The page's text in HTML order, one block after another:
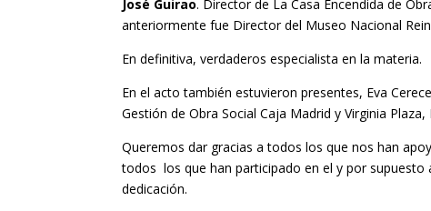
José Guirao. Director de La Casa Encendida de
anteriormente fue Director del Museo Nacional
En definitiva, verdaderos especialista en la materia.
En el acto también estuvieron presentes, Eva
Gestión de Obra Social Caja Madrid y Virginia
Queremos dar gracias a todos los que nos han
todos los que han participado en el y por
dedicación.